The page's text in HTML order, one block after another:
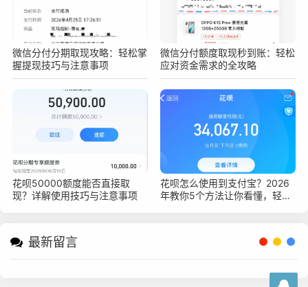
微信分付分期取现攻略：轻松掌
握提现技巧与注意事项
微信分付额度取现秒到账：轻松
应对资金需求的全攻略
花呗50000额度能否直接取
现？详解使用技巧与注意事项
花呗怎么使用到支付宝？2026
年教你5个方法让你看懂，轻松
最新留言